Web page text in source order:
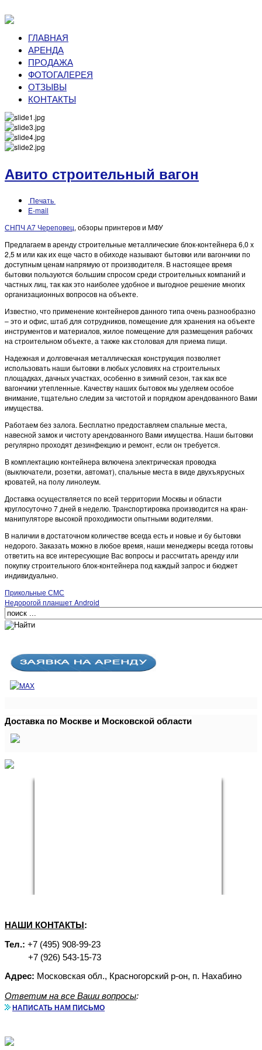
ГЛАВНАЯ
АРЕНДА
ПРОДАЖА
ФОТОГАЛЕРЕЯ
ОТЗЫВЫ
КОНТАКТЫ
Авито строительный вагон
Печать
E-mail
СНПЧ А7 Череповец, обзоры принтеров и МФУ
Предлагаем в аренду строительные металлические блок-контейнера 6,0 х
2,5 м или как их еще часто в обиходе называют бытовки или вагончики по
доступным ценам напрямую от производителя. В настоящее время
бытовки пользуются большим спросом среди строительных компаний и
частных лиц, так как это наиболее удобное и выгодное решение многих
организационных вопросов на объекте.
Известно, что применение контейнеров данного типа очень разнообразно
– это и офис, штаб для сотрудников, помещение для хранения на объекте
инструментов и материалов, жилое помещение для размещения рабочих
на строительном объекте, а также как столовая для приема пищи.
Надежная и долговечная металлическая конструкция позволяет
использовать наши бытовки в любых условиях на строительных
площадках, дачных участках, особенно в зимний сезон, так как все
вагончики утепленные. Качеству наших бытовок мы уделяем особое
внимание, тщательно следим за чистотой и порядком арендованного Вами
имущества.
Работаем без залога. Бесплатно предоставляем спальные места,
навесной замок и чистоту арендованного Вами имущества. Наши бытовки
регулярно проходят дезинфекцию и ремонт, если он требуется.
В комплектацию контейнера включена электрическая проводка
(выключатели, розетки, автомат), спальные места в виде двухъярусных
кроватей, на полу линолеум.
Доставка осуществляется по всей территории Москвы и области
круглосуточно 7 дней в неделю. Транспортировка производится на кран-
манипуляторе высокой проходимости опытными водителями.
В наличии в достаточном количестве всегда есть и новые и бу бытовки
недорого. Заказать можно в любое время, наши менеджеры всегда готовы
ответить на все интересующие Вас вопросы и рассчитать аренду или
покупку строительного блок-контейнера под каждый запрос и бюджет
индивидуально.
Прикольные СМС
Недорогой планшет Android
Доставка по Москве и Московской области
НАШИ КОНТАКТЫ:
Тел.: +7 (495) 908-99-23
+7 (926) 543-15-73
Адрес: Московская обл., Красногорский р-он, п. Нахабино
Ответим на все Ваши вопросы:
НАПИСАТЬ НАМ ПИСЬМО